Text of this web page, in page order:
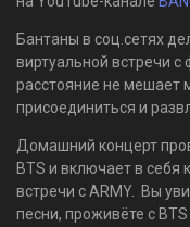
Бантаны в соц.сетях
виртуальной встречи
расстояние не мешает
присоединиться и
Домашний концерт
BTS и включает в себя
встречи с ARMY. Вы
песни, проживёте с